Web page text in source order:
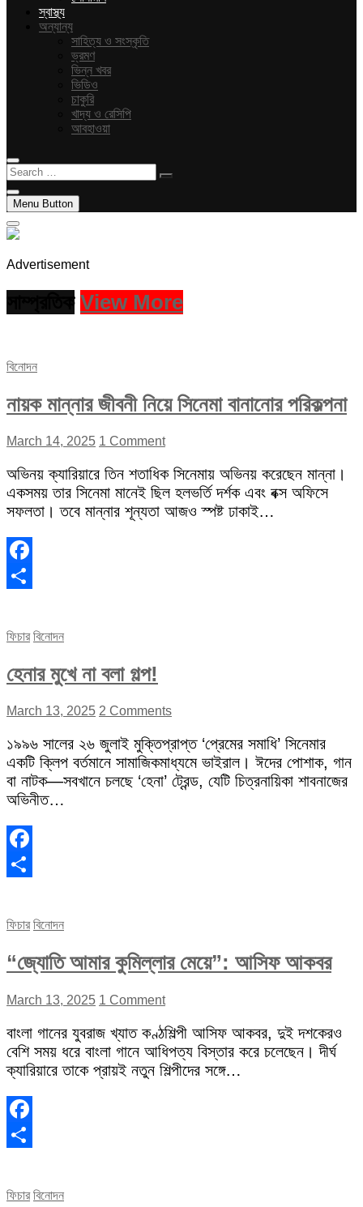
স্বাস্থ্য
অন্যান্য
সাহিত্য ও সংস্কৃতি
ভ্রমণ
ভিন্ন খবর
ভিডিও
চাকুরি
খাদ্য ও রেসিপি
আবহাওয়া
Search
…
Menu Button
Advertisement
View More
বিনোদন
নায়ক মান্নার জীবনী নিয়ে সিনেমা বানানোর পরিকল্পনা
March 14, 2025 1 Comment
অভিনয় ক্যারিয়ারে তিন শতাধিক সিনেমায় অভিনয় করেছেন মান্না।
একসময় তার সিনেমা মানেই ছিল হলভর্তি দর্শক এবং বক্স অফিসে
সফলতা। তবে মান্নার শূন্যতা আজও স্পষ্ট ঢাকাই…
Facebook
ফিচার বিনোদন
হেনার মুখে না বলা গল্প!
March 13, 2025 2 Comments
১৯৯৬ সালের ২৬ জুলাই মুক্তিপ্রাপ্ত ‘প্রেমের সমাধি’ সিনেমার
একটি ক্লিপ বর্তমানে সামাজিকমাধ্যমে ভাইরাল। ঈদের পোশাক, গান
বা নাটক—সবখানে চলছে ‘হেনা’ ট্রেন্ড, যেটি চিত্রনায়িকা শাবনাজের
অভিনীত…
Facebook
ফিচার বিনোদন
“জ্যোতি আমার কুমিল্লার মেয়ে”: আসিফ আকবর
March 13, 2025 1 Comment
বাংলা গানের যুবরাজ খ্যাত কণ্ঠশিল্পী আসিফ আকবর, দুই দশকেরও
বেশি সময় ধরে বাংলা গানে আধিপত্য বিস্তার করে চলেছেন। দীর্ঘ
ক্যারিয়ারে তাকে প্রায়ই নতুন শিল্পীদের সঙ্গে…
Facebook
ফিচার বিনোদন